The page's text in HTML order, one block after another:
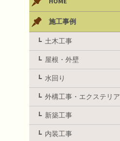
施工事例
土木工事
屋根・外壁
水回り
外構工事・エクステリア
新築工事
内装工事